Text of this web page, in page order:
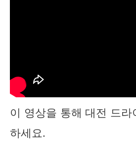
이 영상을 통해 대전 드라
하세요.